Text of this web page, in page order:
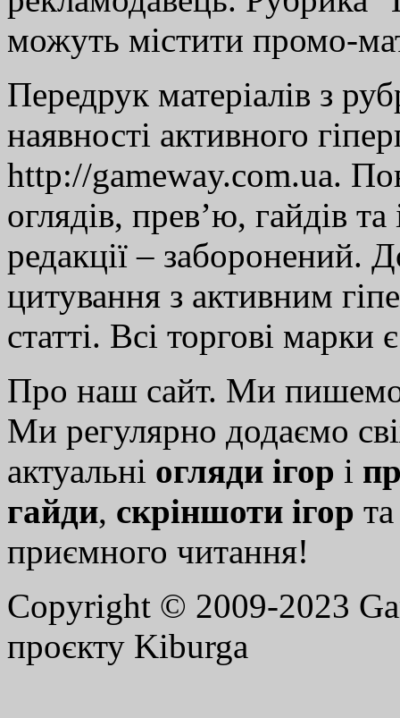
можуть містити промо-
Передрук матеріалів з
наявності активного
http://gameway.com.ua.
оглядів, прев’ю, гайдів
редакції – заборонений.
цитування з активним
статті. Всі торгові марки
Про наш сайт. Ми
Ми регулярно додаємо
актуальні огляди ігор і
гайди, скріншоти ігор
приємного читання!
Copyright © 2009-2023
проєкту Kiburga